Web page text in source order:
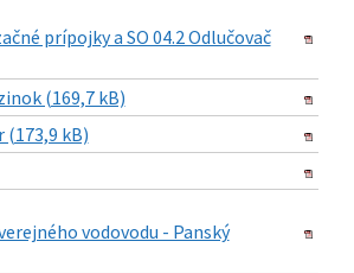
prípojky a SO 04.2 Odlučovač
(169,7 kB)
kB)
vodovodu - Panský